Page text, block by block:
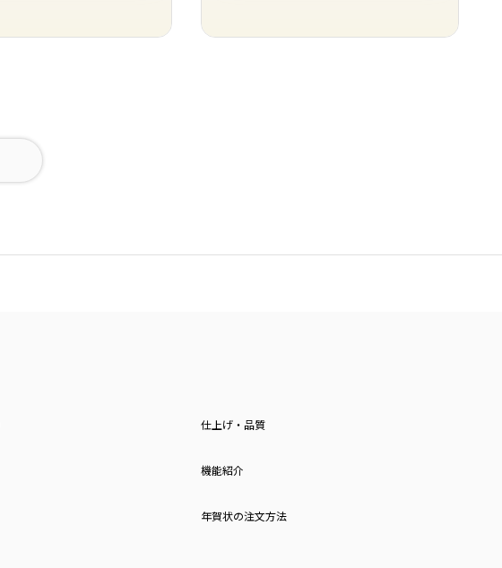
仕上げ・品質
機能紹介
年賀状の注文方法